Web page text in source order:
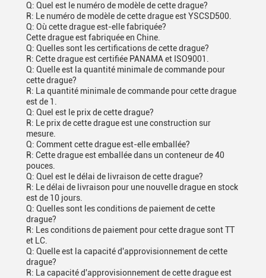
Q: Quel est le numéro de modèle de cette drague?
R: Le numéro de modèle de cette drague est YSCSD500.
Q: Où cette drague est-elle fabriquée?
Cette drague est fabriquée en Chine.
Q: Quelles sont les certifications de cette drague?
R: Cette drague est certifiée PANAMA et ISO9001.
Q: Quelle est la quantité minimale de commande pour
cette drague?
R: La quantité minimale de commande pour cette drague
est de 1.
Q: Quel est le prix de cette drague?
R: Le prix de cette drague est une construction sur
mesure.
Q: Comment cette drague est-elle emballée?
R: Cette drague est emballée dans un conteneur de 40
pouces.
Q: Quel est le délai de livraison de cette drague?
R: Le délai de livraison pour une nouvelle drague en stock
est de 10 jours.
Q: Quelles sont les conditions de paiement de cette
drague?
R: Les conditions de paiement pour cette drague sont TT
et LC.
Q: Quelle est la capacité d'approvisionnement de cette
drague?
R: La capacité d'approvisionnement de cette drague est